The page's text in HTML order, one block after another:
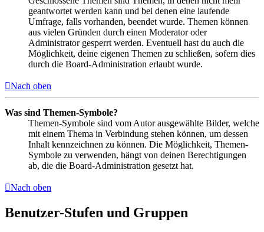
geantwortet werden kann und bei denen eine laufende
Umfrage, falls vorhanden, beendet wurde. Themen können
aus vielen Gründen durch einen Moderator oder
Administrator gesperrt werden. Eventuell hast du auch die
Möglichkeit, deine eigenen Themen zu schließen, sofern dies
durch die Board-Administration erlaubt wurde.
Nach oben
Was sind Themen-Symbole?
Themen-Symbole sind vom Autor ausgewählte Bilder, welche
mit einem Thema in Verbindung stehen können, um dessen
Inhalt kennzeichnen zu können. Die Möglichkeit, Themen-
Symbole zu verwenden, hängt von deinen Berechtigungen
ab, die die Board-Administration gesetzt hat.
Nach oben
Benutzer-Stufen und Gruppen